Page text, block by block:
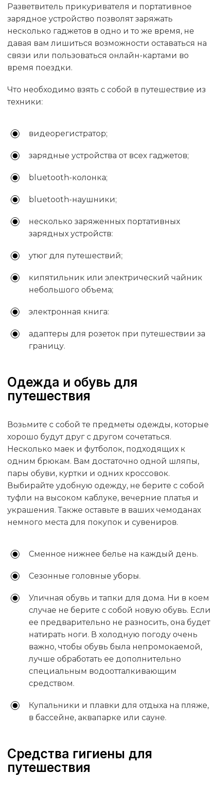
Разветвитель прикуривателя и портативное
зарядное устройство позволят заряжать
несколько гаджетов в одно и то же время, не
давая вам лишиться возможности оставаться на
связи или пользоваться онлайн-картами во
время поездки.
Что необходимо взять с собой в путешествие из
техники:
видеорегистратор;
зарядные устройства от всех гаджетов;
bluetooth-колонка;
bluetooth-наушники;
несколько заряженных портативных
зарядных устройств:
утюг для путешествий;
кипятильник или электрический чайник
небольшого объема;
электронная книга:
адаптеры для розеток при путешествии за
границу.
Одежда и обувь для
путешествия
Возьмите с собой те предметы одежды, которые
хорошо будут друг с другом сочетаться.
Несколько маек и футболок, подходящих к
одним брюкам. Вам достаточно одной шляпы,
пары обуви, куртки и одних кроссовок.
Выбирайте удобную одежду, не берите с собой
туфли на высоком каблуке, вечерние платья и
украшения. Также оставьте в ваших чемоданах
немного места для покупок и сувениров.
Сменное нижнее белье на каждый день.
Сезонные головные уборы.
Уличная обувь и тапки для дома. Ни в коем
случае не берите с собой новую обувь. Если
ее предварительно не разносить, она будет
натирать ноги. В холодную погоду очень
важно, чтобы обувь была непромокаемой,
лучше обработать ее дополнительно
специальным водоотталкивающим
средством.
Купальники и плавки для отдыха на пляже,
в бассейне, аквапарке или сауне.
Средства гигиены для
путешествия